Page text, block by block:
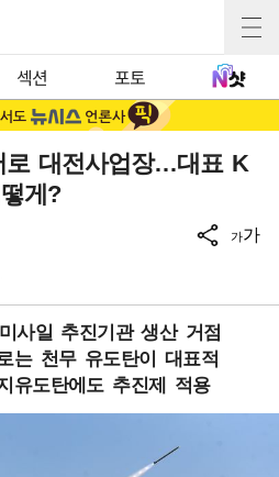
섹션 포토
로 대전사업장…대표 K
게?
가가
사일 추진기관 생산 거점
는 천무 유도탄이 대표적
유도탄에도 추진제 적용